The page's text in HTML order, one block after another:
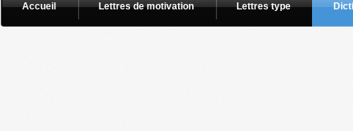
Accueil Lettres de motivation Lettres type